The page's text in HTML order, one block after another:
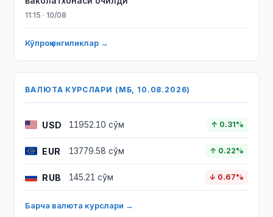
11:15 · 10/08
Кўпроқ янгиликлар →
ВАЛЮТА КУРСЛАРИ (МБ, 10.08.2026)
USD 11952.10 сўм ↑ 0.31%
EUR 13779.58 сўм ↑ 0.22%
RUB 145.21 сўм ↓ 0.67%
Барча валюта курслари →